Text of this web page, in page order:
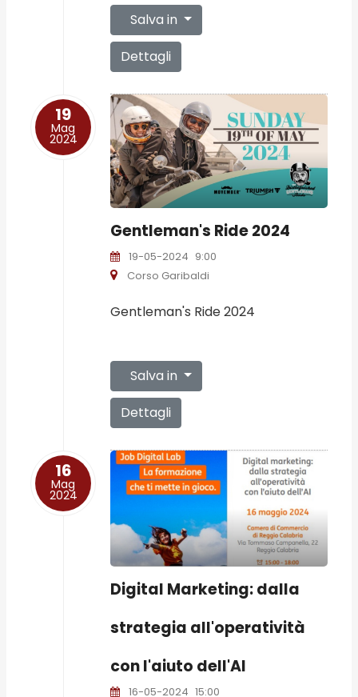
Salva in
Dettagli
19
Mag
2024
Gentleman's Ride 2024
19-05-2024 9:00
Corso Garibaldi
Gentleman's Ride 2024
Salva in
Dettagli
16
Mag
2024
Digital Marketing: dalla
strategia all'operatività
con l'aiuto dell'AI
16-05-2024 15:00